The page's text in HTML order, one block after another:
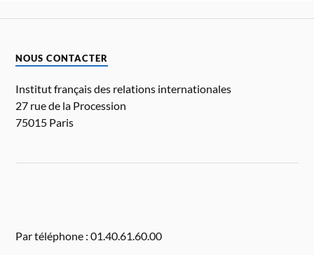
NOUS CONTACTER
Institut français des relations internationales
27 rue de la Procession
75015 Paris
Par téléphone : 01.40.61.60.00